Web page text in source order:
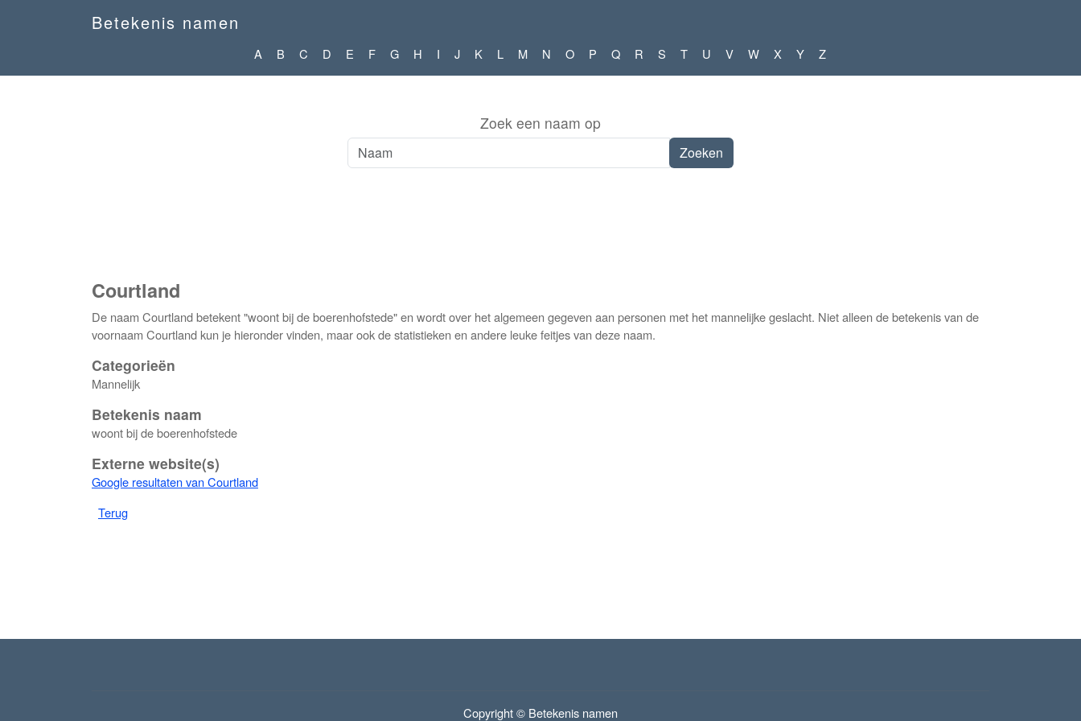
Betekenis namen
A B C D E F G H I J K L M N O P Q R S T U V W X Y Z
Zoek een naam op
Courtland
De naam Courtland betekent "woont bij de boerenhofstede" en wordt over het algemeen gegeven aan personen met het mannelijke geslacht. Niet alleen de betekenis van de
voornaam Courtland kun je hieronder vinden, maar ook de statistieken en andere leuke feitjes van deze naam.
Categorieën
Mannelijk
Betekenis naam
woont bij de boerenhofstede
Externe website(s)
Google resultaten van Courtland
Terug
Copyright © Betekenis namen